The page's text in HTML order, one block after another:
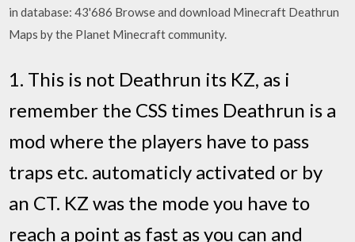
in database: 43'686 Browse and download Minecraft Deathrun
Maps by the Planet Minecraft community.
1. This is not Deathrun its KZ, as i
remember the CSS times Deathrun is a
mod where the players have to pass
traps etc. automaticly activated or by
an CT. KZ was the mode you have to
reach a point as fast as you can and